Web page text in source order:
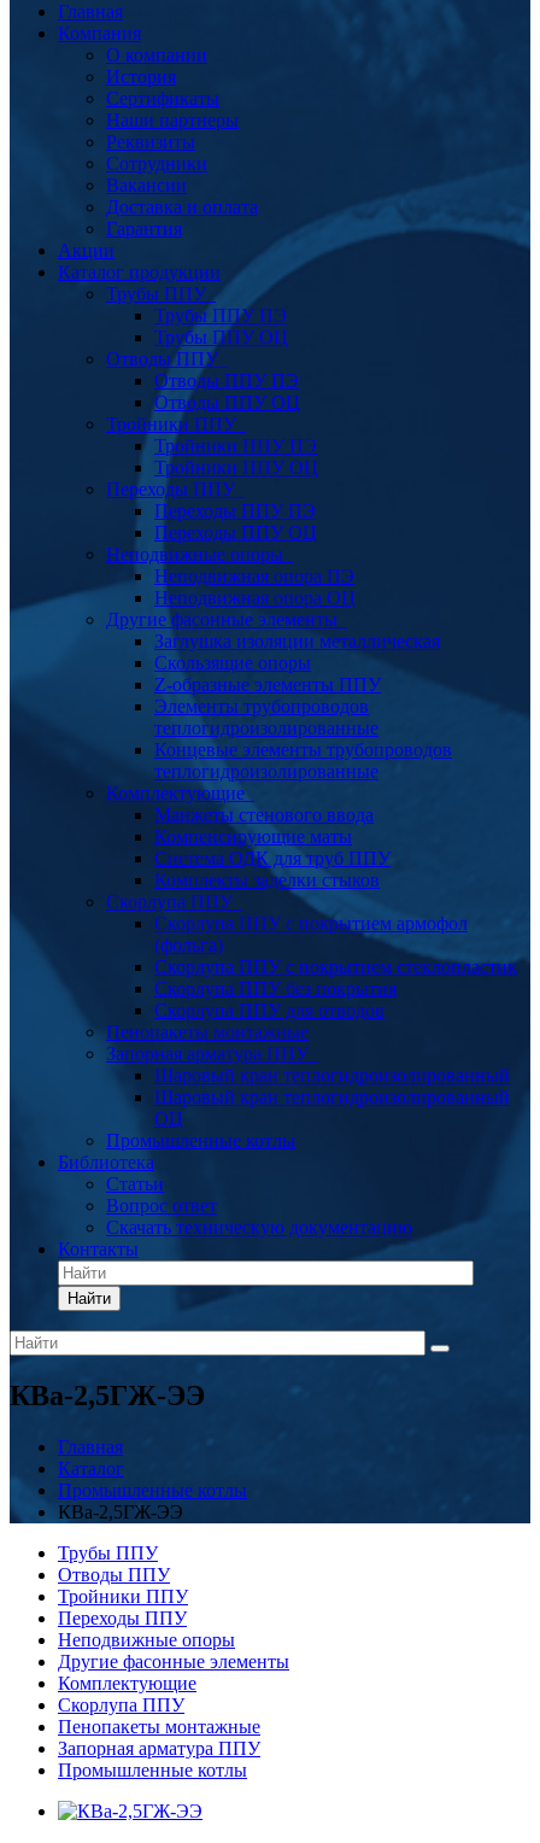
Главная
Компания
О компании
История
Сертификаты
Наши партнеры
Реквизиты
Сотрудники
Вакансии
Доставка и оплата
Гарантия
Акции
Каталог продукции
Трубы ППУ
Трубы ППУ ПЭ
Трубы ППУ ОЦ
Отводы ППУ
Отводы ППУ ПЭ
Отводы ППУ ОЦ
Тройники ППУ
Тройники ППУ ПЭ
Тройники ППУ ОЦ
Переходы ППУ
Переходы ППУ ПЭ
Переходы ППУ ОЦ
Неподвижные опоры
Неподвижная опора ПЭ
Неподвижная опора ОЦ
Другие фасонные элементы
Заглушка изоляции металлическая
Скользящие опоры
Z-образные элементы ППУ
Элементы трубопроводов
теплогидроизолированные
Концевые элементы трубопроводов
теплогидроизолированные
Комплектующие
Манжеты стенового ввода
Компенсирующие маты
Система ОДК для труб ППУ
Комплекты заделки стыков
Скорлупа ППУ
Скорлупа ППУ с покрытием армофол
(фольга)
Скорлупа ППУ с покрытием стеклопластик
Скорлупа ППУ без покрытия
Скорлупа ППУ для отводов
Пенопакеты монтажные
Запорная арматура ППУ
Шаровый кран теплогидроизолированный
Шаровый кран теплогидроизолированный
ОЦ
Промышленные котлы
Библиотека
Статьи
Вопрос ответ
Скачать техническую документацию
Контакты
Найти
КВа-2,5ГЖ-ЭЭ
Главная
Каталог
Промышленные котлы
КВа-2,5ГЖ-ЭЭ
Трубы ППУ
Отводы ППУ
Тройники ППУ
Переходы ППУ
Неподвижные опоры
Другие фасонные элементы
Комплектующие
Скорлупа ППУ
Пенопакеты монтажные
Запорная арматура ППУ
Промышленные котлы